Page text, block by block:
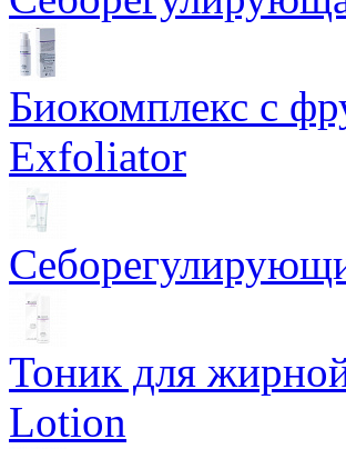
Биокомплекс с
Exfoliator
Тоник для
Lotion